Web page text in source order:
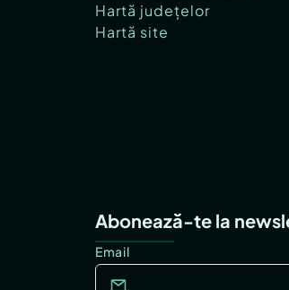
Hartă județelor
Hartă site
Abonează-te la
Email